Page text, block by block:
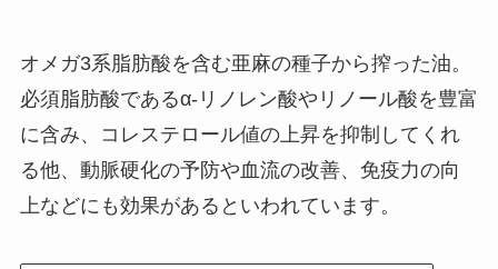
オメガ3系脂肪酸を含む亜麻の種子から搾った油。
必須脂肪酸であるα-リノレン酸やリノール酸を豊富
に含み、コレステロール値の上昇を抑制してくれ
る他、動脈硬化の予防や血流の改善、免疫力の向
上などにも効果があるといわれています。